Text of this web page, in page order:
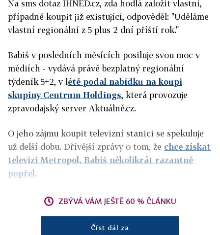
Na sms dotaz IHNED.cz, zda hodlá založit vlastní,
případně koupit již existující, odpověděl: "Uděláme
vlastní regionální z 5 plus 2 dní příští rok."
Babiš v posledních měsících posiluje svou moc v
médiích - vydává právě bezplatný regionální
týdeník 5+2, v létě podal nabídku na koupi
skupiny Centrum Holdings, která provozuje
zpravodajský server Aktuálně.cz.
O jeho zájmu koupit televizní stanici se spekuluje
už delší dobu. Dřívější zprávy o tom, že chce získat
televizi Metropol, Babiš několikrát razantně
popřel .
ZBÝVÁ VÁM JEŠTĚ 60 % ČLÁNKU
Číst dál za